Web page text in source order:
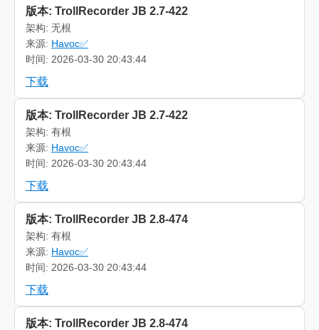
版本: TrollRecorder JB 2.7-422
架构: 无根
来源: Havoc✅
时间: 2026-03-30 20:43:44
下载
版本: TrollRecorder JB 2.7-422
架构: 有根
来源: Havoc✅
时间: 2026-03-30 20:43:44
下载
版本: TrollRecorder JB 2.8-474
架构: 有根
来源: Havoc✅
时间: 2026-03-30 20:43:44
下载
版本: TrollRecorder JB 2.8-474